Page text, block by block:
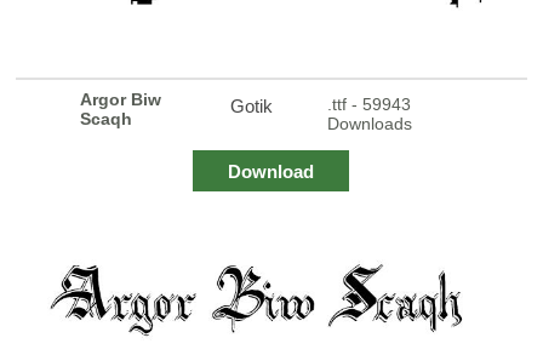
Argor Biw
Scaqh
Gotik
.ttf - 59943
Downloads
Download